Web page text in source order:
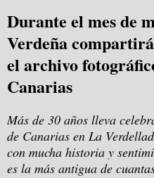
Durante el mes de
Verdeña compartirá
el archivo
Canarias
Más de 30 años lleva
de Canarias en La
con mucha historia y
es la más antigua de